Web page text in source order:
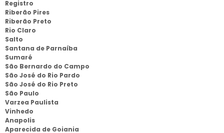
Registro
Riberão Pires
Riberão Preto
Rio Claro
Salto
Santana de Parnaíba
Sumaré
São Bernardo do Campo
São José do Rio Pardo
São José do Rio Preto
São Paulo
Varzea Paulista
Vinhedo
Anapolis
Aparecida de Goiania